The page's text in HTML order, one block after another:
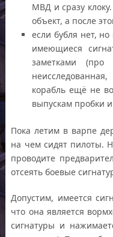
МВД и сразу
объект, а после
если бубля нет,
имеющиеся
заметками
корабль ещё не
выпускам пробки
Пока летим в варпе
на чем сидят пилоты.
проводите
отсеять боевые
Допустим, имеется
что она является
сигнатуры и